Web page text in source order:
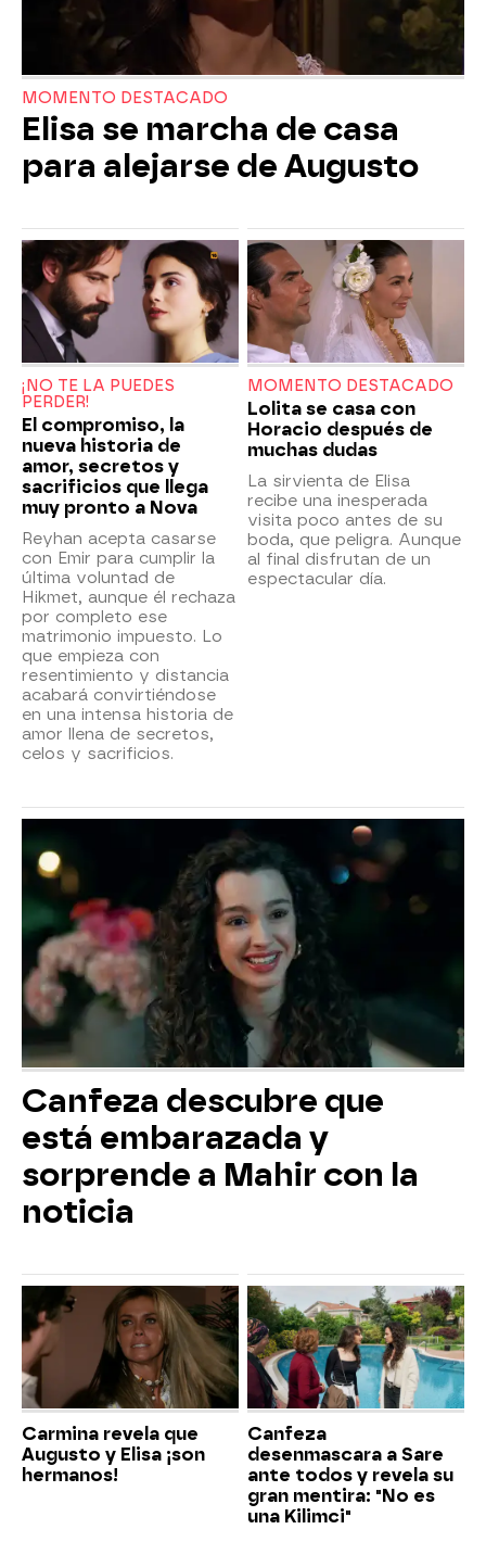
MOMENTO DESTACADO
Elisa se marcha de casa
para alejarse de Augusto
¡NO TE LA PUEDES
PERDER!
El compromiso, la
nueva historia de
amor, secretos y
sacrificios que llega
muy pronto a Nova
Reyhan acepta casarse
con Emir para cumplir la
última voluntad de
Hikmet, aunque él rechaza
por completo ese
matrimonio impuesto. Lo
que empieza con
resentimiento y distancia
acabará convirtiéndose
en una intensa historia de
amor llena de secretos,
celos y sacrificios.
MOMENTO DESTACADO
Lolita se casa con
Horacio después de
muchas dudas
La sirvienta de Elisa
recibe una inesperada
visita poco antes de su
boda, que peligra. Aunque
al final disfrutan de un
espectacular día.
Canfeza descubre que
está embarazada y
sorprende a Mahir con la
noticia
Carmina revela que
Augusto y Elisa ¡son
hermanos!
Canfeza
desenmascara a Sare
ante todos y revela su
gran mentira: "No es
una Kilimci"